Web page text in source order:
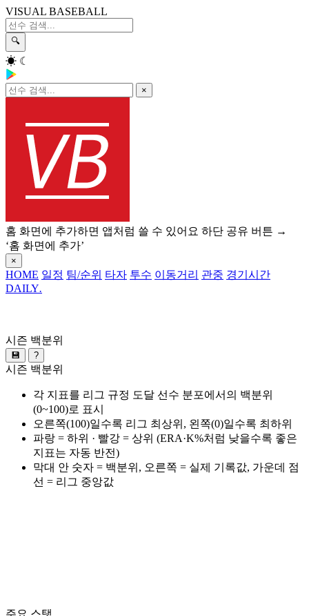
VISUAL BASEBALL
🔍
☀ ☾
×
홈 화면에 추가하면 앱처럼 쓸 수 있어요 하단 공유 버튼 →
‘홈 화면에 추가’
×
HOME 일정 팀/순위 타자 투수 이동거리 관중 경기시간
DAILY.
시즌 백분위
💾 ?
시즌 백분위
각 지표를 리그 규정 도달 선수 분포에서의 백분위
(0~100)로 표시
오른쪽(100)일수록 리그 최상위, 왼쪽(0)일수록 최하위
파랑 = 하위 · 빨강 = 상위 (ERA·K%처럼 낮을수록 좋은
지표는 자동 반전)
막대 안 숫자 = 백분위, 오른쪽 = 실제 기록값, 가운데 점
선 = 리그 중앙값
주요 스탯